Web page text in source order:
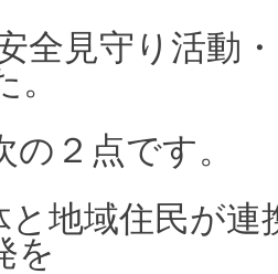
全見守り活動
２点です。
地域住民が連
を